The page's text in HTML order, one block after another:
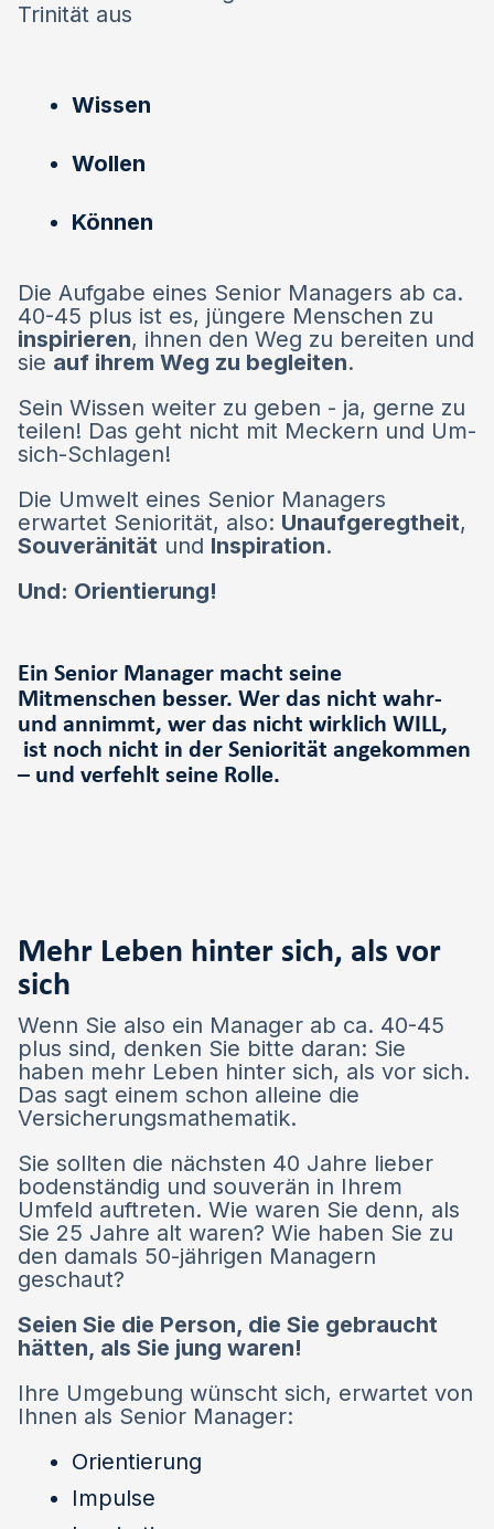
Trinität aus
Wissen
Wollen
Können
Die Aufgabe eines Senior Managers ab ca.
40-45 plus ist es, jüngere Menschen zu
inspirieren, ihnen den Weg zu bereiten und
sie auf ihrem Weg zu begleiten.
Sein Wissen weiter zu geben - ja, gerne zu
teilen! Das geht nicht mit Meckern und Um-
sich-Schlagen!
Die Umwelt eines Senior Managers
erwartet Seniorität, also: Unaufgeregtheit,
Souveränität und Inspiration.
Und: Orientierung!
Ein Senior Manager macht seine
Mitmenschen besser. Wer das nicht wahr-
und annimmt, wer das nicht wirklich WILL,
ist noch nicht in der Seniorität angekommen
– und verfehlt seine Rolle.
Mehr Leben hinter sich, als vor
sich
Wenn Sie also ein Manager ab ca. 40-45
plus sind, denken Sie bitte daran: Sie
haben mehr Leben hinter sich, als vor sich.
Das sagt einem schon alleine die
Versicherungsmathematik.
Sie sollten die nächsten 40 Jahre lieber
bodenständig und souverän in Ihrem
Umfeld auftreten. Wie waren Sie denn, als
Sie 25 Jahre alt waren? Wie haben Sie zu
den damals 50-jährigen Managern
geschaut?
Seien Sie die Person, die Sie gebraucht
hätten, als Sie jung waren!
Ihre Umgebung wünscht sich, erwartet von
Ihnen als Senior Manager:
Orientierung
Impulse